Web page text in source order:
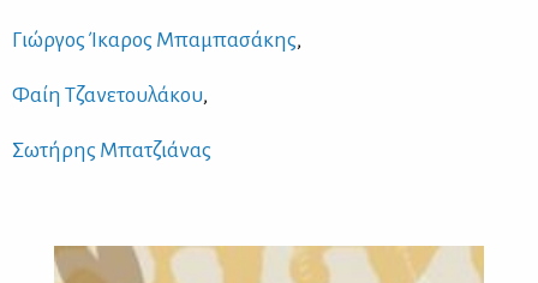
Γιώρ­γος Ίκα­ρος Μπα­μπα­σά­κης,
Φαίη Τζα­νε­του­λά­κου,
Σω­τή­ρης Μπα­τζιά­νας